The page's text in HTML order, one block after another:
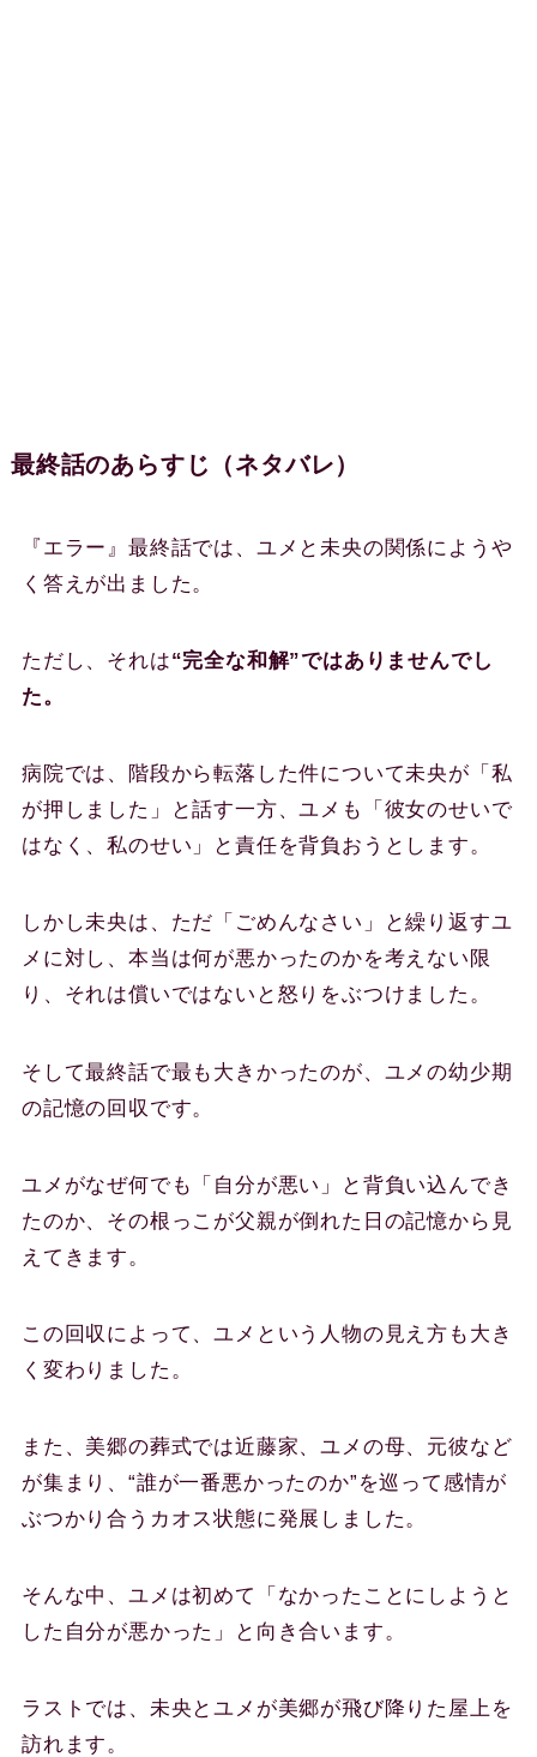
最終話のあらすじ（ネタバレ）
『エラー』最終話では、ユメと未央の関係にようや
く答えが出ました。
ただし、それは“完全な和解”ではありませんでし
た。
病院では、階段から転落した件について未央が「私
が押しました」と話す一方、ユメも「彼女のせいで
はなく、私のせい」と責任を背負おうとします。
しかし未央は、ただ「ごめんなさい」と繰り返すユ
メに対し、本当は何が悪かったのかを考えない限
り、それは償いではないと怒りをぶつけました。
そして最終話で最も大きかったのが、ユメの幼少期
の記憶の回収です。
ユメがなぜ何でも「自分が悪い」と背負い込んでき
たのか、その根っこが父親が倒れた日の記憶から見
えてきます。
この回収によって、ユメという人物の見え方も大き
く変わりました。
また、美郷の葬式では近藤家、ユメの母、元彼など
が集まり、“誰が一番悪かったのか”を巡って感情が
ぶつかり合うカオス状態に発展しました。
そんな中、ユメは初めて「なかったことにしようと
した自分が悪かった」と向き合います。
ラストでは、未央とユメが美郷が飛び降りた屋上を
訪れます。